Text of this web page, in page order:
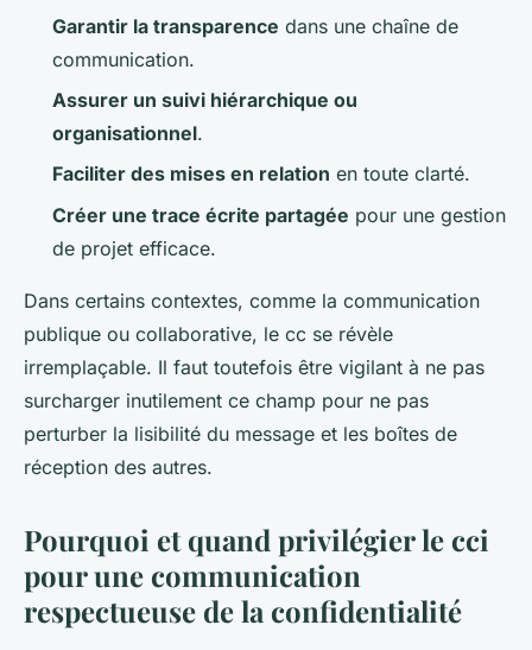
Garantir la transparence dans une chaîne de
communication.
Assurer un suivi hiérarchique ou
organisationnel.
Faciliter des mises en relation en toute clarté.
Créer une trace écrite partagée pour une gestion
de projet efficace.
Dans certains contextes, comme la communication
publique ou collaborative, le cc se révèle
irremplaçable. Il faut toutefois être vigilant à ne pas
surcharger inutilement ce champ pour ne pas
perturber la lisibilité du message et les boîtes de
réception des autres.
Pourquoi et quand privilégier le cci
pour une communication
respectueuse de la confidentialité